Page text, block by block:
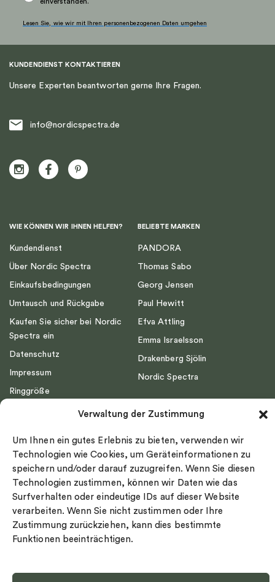
Verwaltung der Zustimmung
Um Ihnen ein gutes Erlebnis zu bieten, verwenden wir
Technologien wie Cookies, um Geräteinformationen zu
speichern und/oder darauf zuzugreifen. Wenn Sie diesen
Technologien zustimmen, können wir Daten wie das
Surfverhalten oder eindeutige IDs auf dieser Website
verarbeiten. Wenn Sie nicht zustimmen oder Ihre
Zustimmung zurückziehen, kann dies bestimmte
Funktionen beeinträchtigen.
Lesen Sie, wie wir mit Ihren personenbezogenen Daten umgehen
KUNDENDIENST KONTAKTIEREN
Unsere Experten beantworten gerne Ihre Fragen.
info@nordicspectra.de
WIE KÖNNEN WIR IHNEN HELFEN?
Kundendienst
Über Nordic Spectra
Einkaufsbedingungen
Umtausch und Rückgabe
Kaufen Sie sicher bei Nordic
Spectra ein
Datenschutz
Impressum
Ringgröße
Sekretesspolicy
BELIEBTE MARKEN
PANDORA
Thomas Sabo
Georg Jensen
Paul Hewitt
Efva Attling
Emma Israelsson
Drakenberg Sjölin
Nordic Spectra
Select country